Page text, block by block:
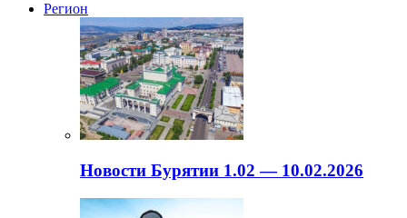
Регион
Новости Бурятии 1.02 — 10.02.2026